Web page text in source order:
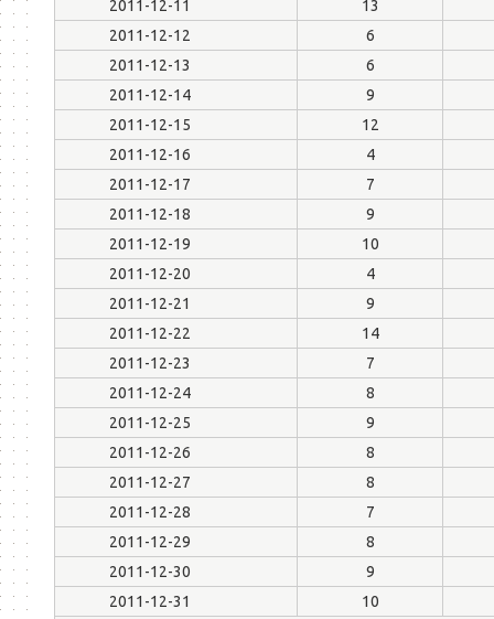
2011-12-11
13
2011-12-12
6
2011-12-13
6
2011-12-14
9
2011-12-15
12
2011-12-16
4
2011-12-17
7
2011-12-18
9
2011-12-19
10
2011-12-20
4
2011-12-21
9
2011-12-22
14
2011-12-23
7
2011-12-24
8
2011-12-25
9
2011-12-26
8
2011-12-27
8
2011-12-28
7
2011-12-29
8
2011-12-30
9
2011-12-31
10